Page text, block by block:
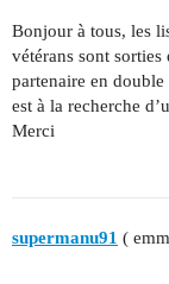
Bonjour à tous, les
vétérans sont sorties
partenaire en
est à la recherche
Merci
supermanu91 (